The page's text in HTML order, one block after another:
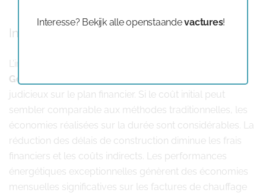
Investissement et rentabilité
L’investissement dans une
Genepiën - (Genappe)
judicieux sur le plan financier. Si le coût initial peut
sembler comparable aux méthodes traditionnelles, les
économies réalisées sur la durée sont considérables. La
réduction des délais de construction diminue les frais
financiers et les coûts indirects. Les performances
énergétiques exceptionnelles génèrent des économies
mensuelles significatives sur les factures de chauffage
Interesse? Bekijk alle openstaandevactures!